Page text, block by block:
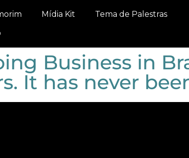
Mídia Kit
Tema de Palestras
Business in
It has never